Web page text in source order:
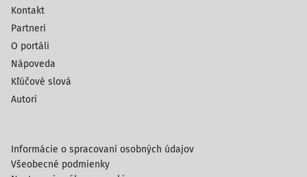
Kontakt
Partneri
O portáli
Nápoveda
Kľúčové slová
Autori
Informácie o spracovaní osobných údajov
Všeobecné podmienky